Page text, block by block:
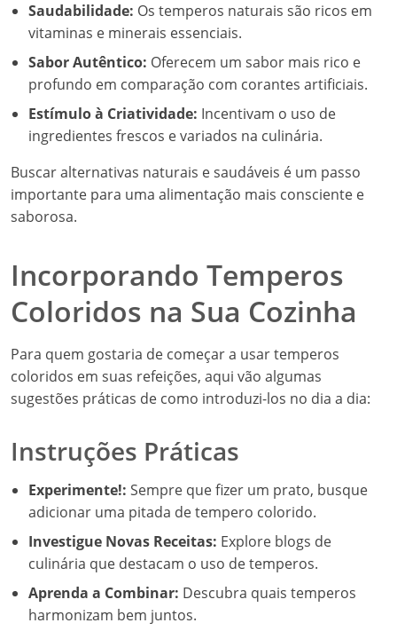
Saudabilidade: Os temperos naturais são ricos em
vitaminas e minerais essenciais.
Sabor Autêntico: Oferecem um sabor mais rico e
profundo em comparação com corantes artificiais.
Estímulo à Criatividade: Incentivam o uso de
ingredientes frescos e variados na culinária.
Buscar alternativas naturais e saudáveis é um passo
importante para uma alimentação mais consciente e
saborosa.
Incorporando Temperos
Coloridos na Sua Cozinha
Para quem gostaria de começar a usar temperos
coloridos em suas refeições, aqui vão algumas
sugestões práticas de como introduzi-los no dia a dia:
Instruções Práticas
Experimente!: Sempre que fizer um prato, busque
adicionar uma pitada de tempero colorido.
Investigue Novas Receitas: Explore blogs de
culinária que destacam o uso de temperos.
Aprenda a Combinar: Descubra quais temperos
harmonizam bem juntos.